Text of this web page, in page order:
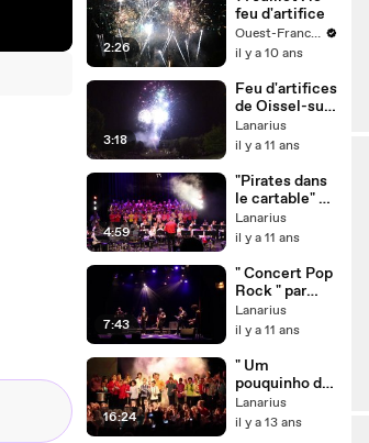
2:26
feu d'artifice
Ouest-France.fr
il y a 10 ans
3:18
Feu d'artifices
de Oissel-sur-
Seine (76) : le
final du
2013.
Lanarius
il y a 11 ans
4:59
"Pirates dans
le cartable" de
Muriel et
Olivier
(Extraits du
30/05/2015)
Lanarius
il y a 11 ans
7:43
" Concert Pop
Rock " par
l'école de
musique et de
Oissel (76)
Lanarius
il y a 11 ans
16:24
" Um
pouquinho do
Brasil " par
l'école de
Lanarius
il y a 13 ans